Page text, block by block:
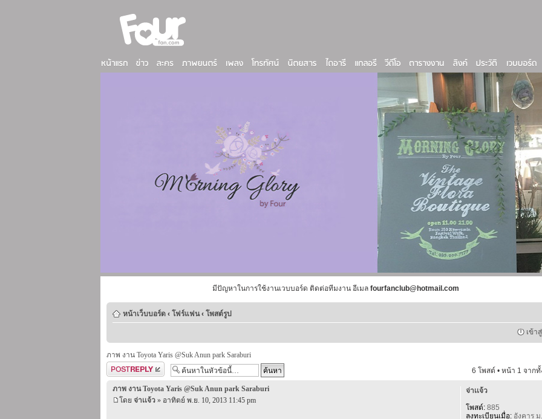
มีปัญหาในการใช้งานเวบบอร์ด ติดต่อทีมงาน อีเมล fourfanclub@hotmail.com
หน้าเว็บบอร์ด ‹ โฟร์แฟน ‹ โพสต์รูป
เข้า
ภาพ งาน Toyota Yaris @Suk Anun park Saraburi
ตอบกระทู้
6 โพสต์ • หน้า 1 จาก
ภาพ งาน Toyota Yaris @Suk Anun park Saraburi
โดย จ่าเเจ้ว » อาทิตย์ พ.ย. 10, 2013 11:45 pm
จ่าเเจ้ว
โพสต์:885
ลงทะเบียนเมื่อ:อังคาร ม